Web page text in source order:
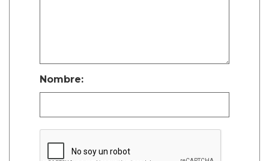
Nombre: